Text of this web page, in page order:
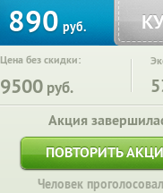
890 руб.
Цена без скидки:
9500 руб.
Акция
ПОВТОРИТЬ
Человек